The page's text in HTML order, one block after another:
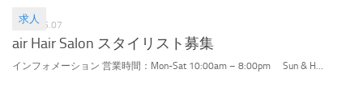
求人
2016.05.07
air Hair Salon スタイリスト募集
インフォメーション 営業時間：Mon-Sat 10:00am – 8:00pm Sun & H...